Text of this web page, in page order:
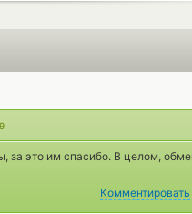
за это им спасибо. В целом,
Комментировать